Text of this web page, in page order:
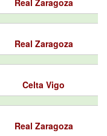
Real Zaragoza
Real Zaragoza
Celta Vigo
Real Zaragoza